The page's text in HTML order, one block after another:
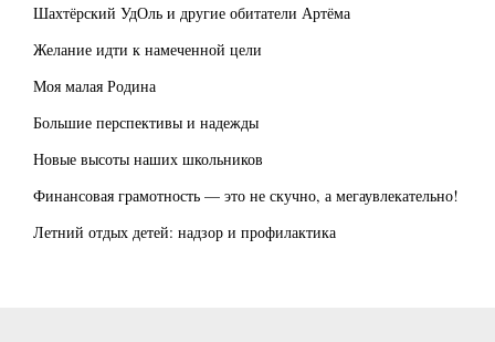
Шахтёрский УдОль и другие обитатели Артёма
Желание идти к намеченной цели
Моя малая Родина
Большие перспективы и надежды
Новые высоты наших школьников
Финансовая грамотность — это не скучно, а мегаувлекательно!
Летний отдых детей: надзор и профилактика